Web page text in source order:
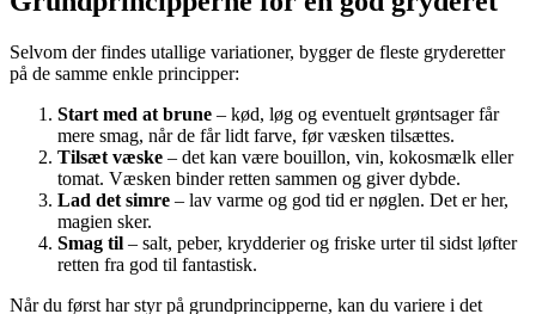
Selvom der findes utallige variationer, bygger de fleste gryderetter
på de samme enkle principper:
Start med at brune – kød, løg og eventuelt grøntsager får
mere smag, når de får lidt farve, før væsken tilsættes.
Tilsæt væske – det kan være bouillon, vin, kokosmælk eller
tomat. Væsken binder retten sammen og giver dybde.
Lad det simre – lav varme og god tid er nøglen. Det er her,
magien sker.
Smag til – salt, peber, krydderier og friske urter til sidst løfter
retten fra god til fantastisk.
Når du først har styr på grundprincipperne, kan du variere i det